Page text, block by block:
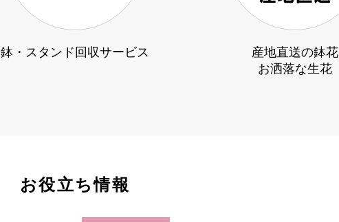
鉢・スタンド回収サービス
産地直送の鉢花
お洒落な生花
お役立ち情報